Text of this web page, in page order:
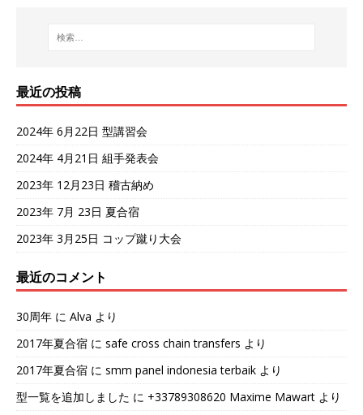
最近の投稿
2024年 6月22日 型講習会
2024年 4月21日 組手発表会
2023年 12月23日 稽古納め
2023年 7月 23日 夏合宿
2023年 3月25日 コップ蹴り大会
最近のコメント
30周年 に Alva より
2017年夏合宿 に safe cross chain transfers より
2017年夏合宿 に smm panel indonesia terbaik より
型一覧を追加しました に +33789308620 Maxime Mawart より